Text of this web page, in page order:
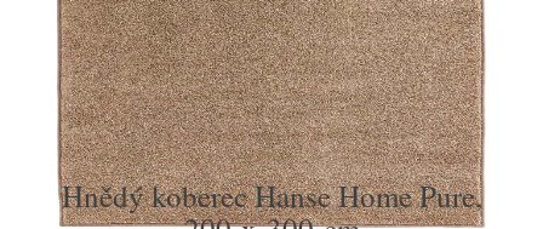
Hnědý koberec Hanse Home Pure,